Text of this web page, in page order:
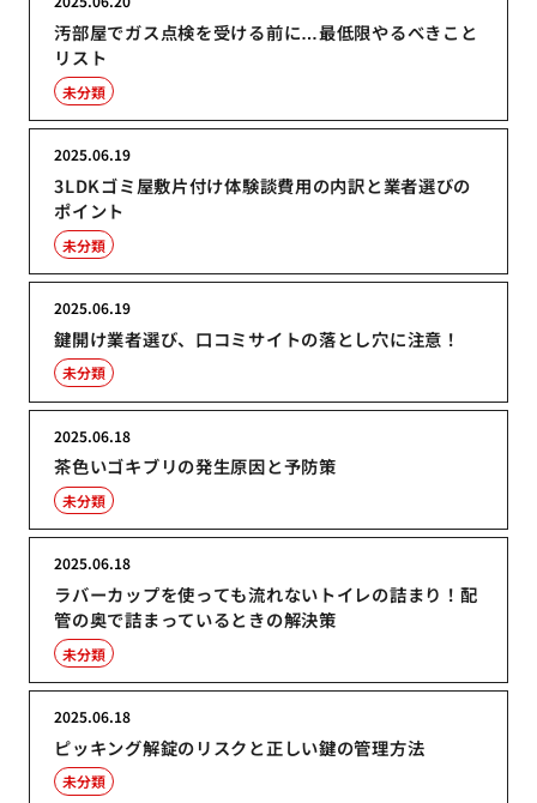
汚部屋でガス点検を受ける前に…最低限やるべきこと
リスト
未分類
3LDKゴミ屋敷片付け体験談費用の内訳と業者選びの
ポイント
2025.06.19
未分類
鍵開け業者選び、口コミサイトの落とし穴に注意！
2025.06.19
未分類
茶色いゴキブリの発生原因と予防策
2025.06.18
未分類
ラバーカップを使っても流れないトイレの詰まり！配
管の奥で詰まっているときの解決策
2025.06.18
未分類
ピッキング解錠のリスクと正しい鍵の管理方法
2025.06.18
未分類